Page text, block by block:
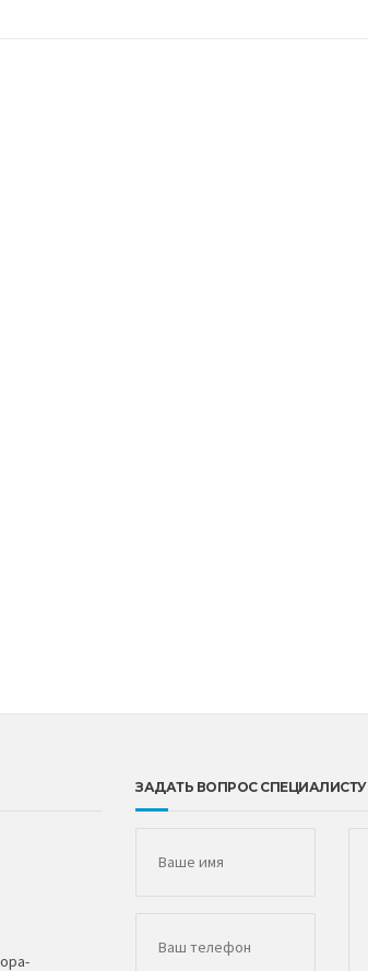
ЗАДАТЬ ВОПРОС СПЕЦИАЛИСТУ